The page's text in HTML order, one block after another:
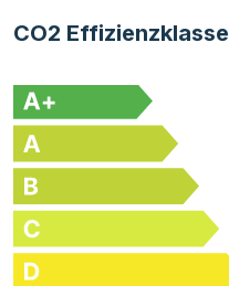
CO2 Effizienzklasse